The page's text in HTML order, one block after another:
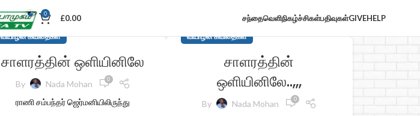
0 £0.00 சந்தைவெளிநிகழ்ச்சிகள்பதிவுகள்GIVEHELP
வியாழன் கவிதைகள்
சாளரத்தின் ஒளியினிலே
By Nada Mohan 0
ராணி சம்பந்தர் ஜெர்மனியிலிருந்து
வியாழன் கவிதைகள்
சாளரத்தின்
ஒளியினிலே..,,,
By Nada Mohan 0